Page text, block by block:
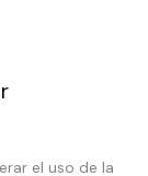
el uso de la